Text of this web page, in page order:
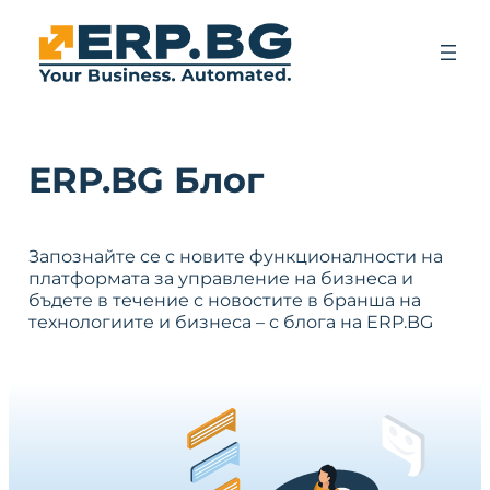
ERP.BG Блог
Запознайте се с новите функционалности на
платформата за управление на бизнеса и
бъдете в течение с новостите в бранша на
технологиите и бизнеса – с блога на ERP.BG